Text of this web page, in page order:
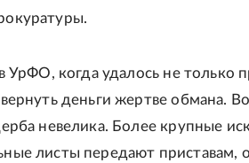
УрФО, когда удалось не только
деньги жертве обмана.
невелика. Более крупные
листы передают приставам,